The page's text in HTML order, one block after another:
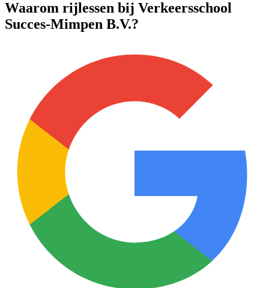
Waarom rijlessen bij Verkeersschool
Succes-Mimpen B.V.?